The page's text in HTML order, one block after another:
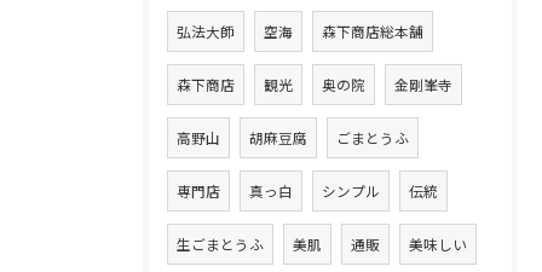
弘法大師 空海 森下商店総本舗
森下商店 観光 奥の院 金剛峯寺
高野山 胡麻豆腐 ごまとうふ
専門店 真っ白 シンプル 伝統
生ごまとうふ 美肌 通販 美味しい